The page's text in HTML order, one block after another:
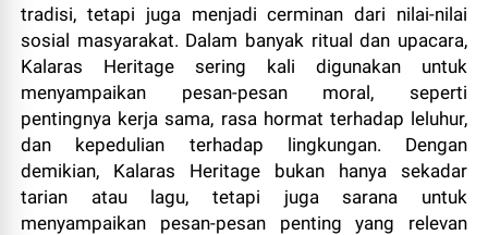
tradisi, tetapi juga menjadi cerminan dari nilai-nilai
sosial masyarakat. Dalam banyak ritual dan upacara,
Kalaras Heritage sering kali digunakan untuk
menyampaikan pesan-pesan moral, seperti
pentingnya kerja sama, rasa hormat terhadap leluhur,
dan kepedulian terhadap lingkungan. Dengan
demikian, Kalaras Heritage bukan hanya sekadar
tarian atau lagu, tetapi juga sarana untuk
menyampaikan pesan-pesan penting yang relevan